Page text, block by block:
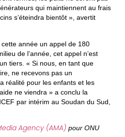
qui maintiennent au frais
s’éteindra bientôt », avertit
cette année un appel de 180
de l’année, cet appel n’est
tiers. « Si nous, en tant que
ne recevons pas un
réalité pour les enfants et les
ne viendra » a conclu la
par intérim au Soudan du Sud,
Agency (AMA) pour ONU